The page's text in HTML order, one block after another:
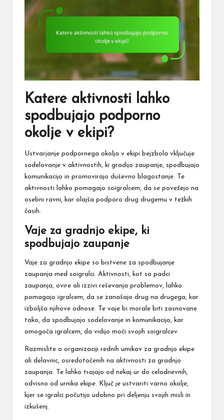
Katere aktivnosti lahko
spodbujajo podporno
okolje v ekipi?
Ustvarjanje podpornega okolja v ekipi bejzbola vključuje
sodelovanje v aktivnostih, ki gradijo zaupanje, spodbujajo
komunikacijo in promovirajo duševno blagostanje. Te
aktivnosti lahko pomagajo soigralcem, da se povežejo na
osebni ravni, kar olajša podporo drug drugemu v težkih
časih.
Vaje za gradnjo ekipe, ki
spodbujajo zaupanje
Vaje za gradnjo ekipe so bistvene za spodbujanje
zaupanja med soigralci . Aktivnosti, kot so padci
zaupanja, ovire ali izzivi reševanja problemov, lahko
pomagajo igralcem, da se zanašajo drug na drugega, kar
izboljša njihove odnose. Te vaje bi morale biti zasnovane
tako, da spodbujajo sodelovanje in komunikacijo, kar
omogoča igralcem, da vidijo moči svojih soigralcev.
Razmislite o organizaciji rednih umikov za gradnjo ekipe
ali delavnic, osredotočenih na aktivnosti za gradnjo
zaupanja. Te lahko trajajo od nekaj ur do celodnevnih,
odvisno od urnika ekipe. Ključ je ustvariti varno okolje,
kjer se igralci počutijo udobno pri deljenju svojih misli in
izkušenj.